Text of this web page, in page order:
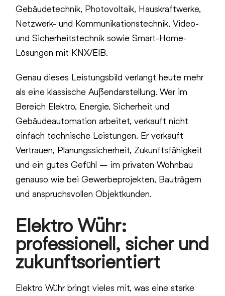
Gebäudetechnik, Photovoltaik, Hauskraftwerke,
Netzwerk- und Kommunikationstechnik, Video-
und Sicherheitstechnik sowie Smart-Home-
Lösungen mit KNX/EIB.
Genau dieses Leistungsbild verlangt heute mehr
als eine klassische Außendarstellung. Wer im
Bereich Elektro, Energie, Sicherheit und
Gebäudeautomation arbeitet, verkauft nicht
einfach technische Leistungen. Er verkauft
Vertrauen, Planungssicherheit, Zukunftsfähigkeit
und ein gutes Gefühl – im privaten Wohnbau
genauso wie bei Gewerbeprojekten, Bauträgern
und anspruchsvollen Objektkunden.
Elektro Wühr:
professionell, sicher und
zukunftsorientiert
Elektro Wühr bringt vieles mit, was eine starke